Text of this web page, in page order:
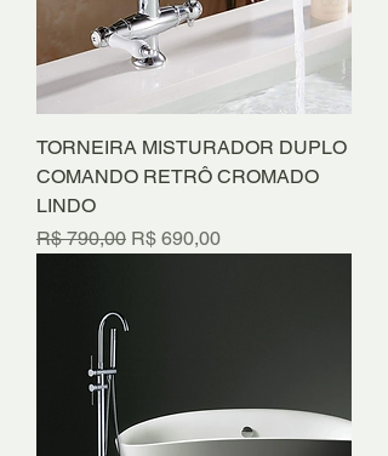
TORNEIRA MISTURADOR DUPLO
COMANDO RETRÔ CROMADO
LINDO
Preço normal
R$ 790,00 Preço promocional
R$ 690,00